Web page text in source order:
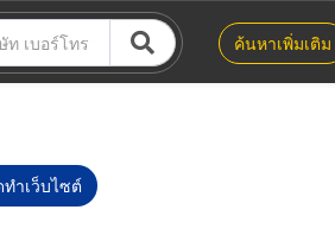
ค้นหาเพิ่มเติม
ำเว็บไซต์